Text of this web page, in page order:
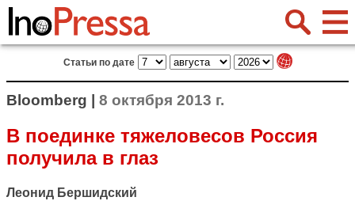
Статьи по дате
Bloomberg | 8 октября 2013 г.
В поединке тяжеловесов Россия
получила в глаз
Леонид Бершидский